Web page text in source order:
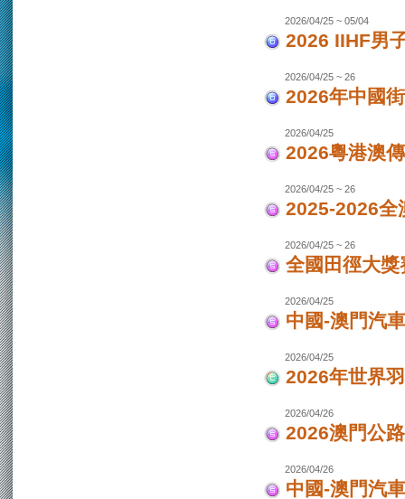
2026/04/25 ~ 05/04
2026 IIHF男
2026/04/25 ~ 26
2026年中國
2026/04/25
2026粵港澳
2026/04/25 ~ 26
2025-2026全
2026/04/25 ~ 26
全國田徑大獎
2026/04/25
中國-澳門汽
2026/04/25
2026年世界
2026/04/26
2026澳門公
2026/04/26
中國-澳門汽